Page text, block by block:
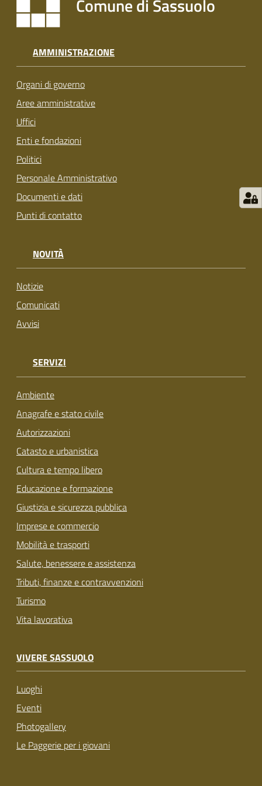
t
s
u
o
Tutti
gli
argomenti...
Seguici
su
Comune di Sassuolo
AMMINISTRAZIONE
Organi di governo
Aree amministrative
Uffici
Enti e fondazioni
Politici
Personale Amministrativo
Documenti e dati
Punti di contatto
NOVITÀ
Notizie
Comunicati
Avvisi
SERVIZI
Ambiente
Anagrafe e stato civile
Autorizzazioni
Catasto e urbanistica
Cultura e tempo libero
Educazione e formazione
Giustizia e sicurezza pubblica
Imprese e commercio
Mobilità e trasporti
Salute, benessere e assistenza
Tributi, finanze e contravvenzioni
Turismo
Vita lavorativa
VIVERE SASSUOLO
Luoghi
Eventi
Photogallery
Le Paggerie per i giovani